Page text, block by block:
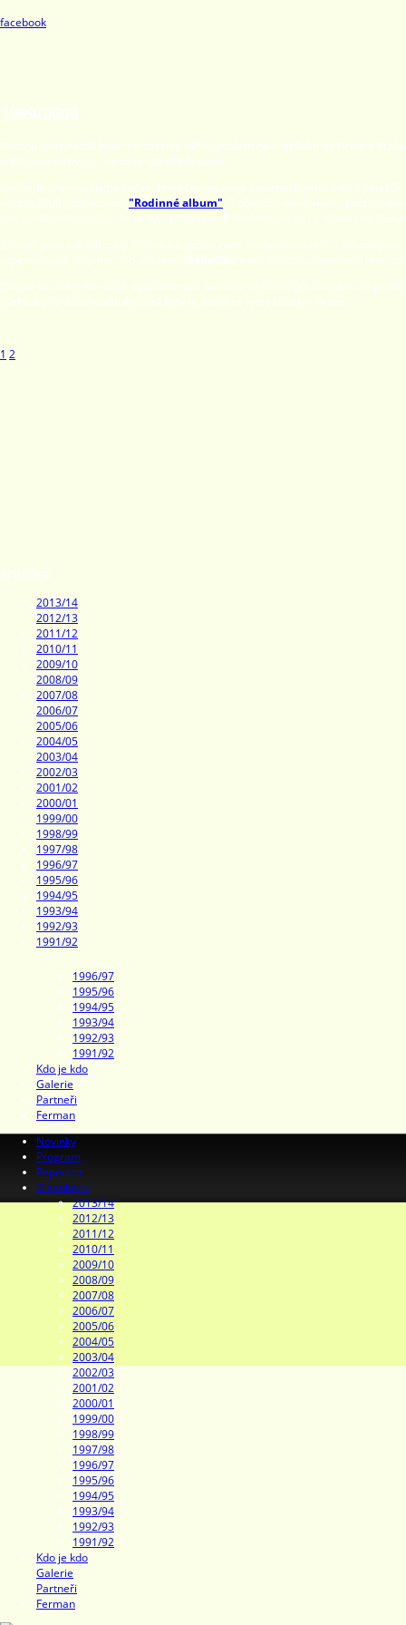
Divadlo (bez záruky) Praha
facebook
1999/2000
Sezónu jsme začali hned na začátku září výjezdem na přehlídku do Hradce
vrátili spíš otrávení. Ale to se tak někdy stane.
Nicméně pracovat jsme začali. První čtenou nové inscenace jsme měli v pátek
května 2000 pod názvem
"Rodinné album" . Z důvodů nadměrného počtu
tuto chvíli můžeme říci, že to bylo přínosem. Bohužel jsme se i s některými členy
25. září jsme udělali malý krůček k založení nové tradice souboru - rozhodli
repertoáru. A tak jsme pod názvem "ĎáBelZká noc"
spustili celovečerní
(Stejně tak stále hodláme opakovat naši účast na všemožných divadelních
přehlídky výrazně kvalitnější než byly ty, které se letos konaly v Praze.
1 2
Kronika:
2013/14
2012/13
2011/12
2010/11
2009/10
2008/09
2007/08
2006/07
2005/06
2004/05
2003/04
2002/03
2001/02
2000/01
1999/00
1998/99
1997/98
1996/97
1995/96
1994/95
1993/94
1992/93
1991/92
1996/97
1995/96
1994/95
1993/94
1992/93
1991/92
Kdo je kdo
Galerie
Partneři
Ferman
Novinky
Program
Repertoir
O souboru
2013/14
2012/13
2011/12
2010/11
2009/10
2008/09
2007/08
2006/07
2005/06
2004/05
2003/04
2002/03
2001/02
2000/01
1999/00
1998/99
1997/98
1996/97
1995/96
1994/95
1993/94
1992/93
1991/92
Kdo je kdo
Galerie
Partneři
Ferman